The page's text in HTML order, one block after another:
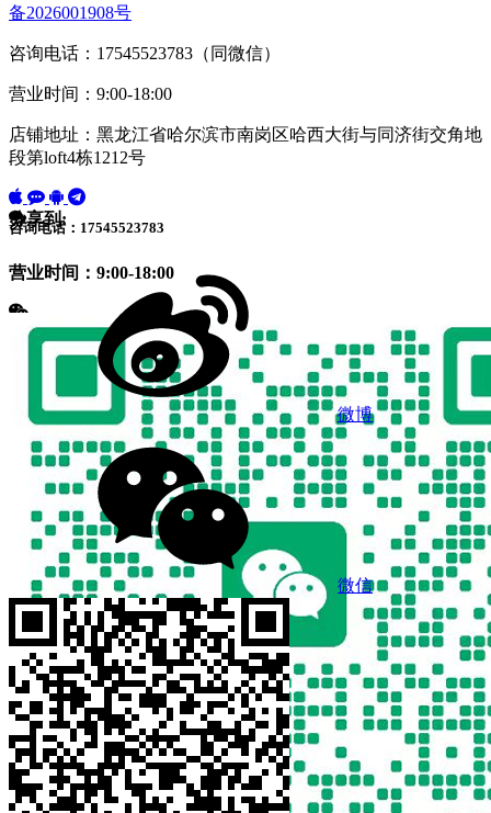
备2026001908号
咨询电话：17545523783（同微信）
营业时间：9:00-18:00
店铺地址：黑龙江省哈尔滨市南岗区哈西大街与同济街交角地
段第loft4栋1212号
咨询电话：17545523783
营业时间：9:00-18:00
分享到:
微博
微信